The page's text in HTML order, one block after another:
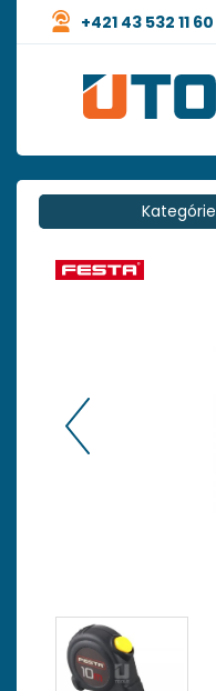
+421 43 532 11 60
Kategórie